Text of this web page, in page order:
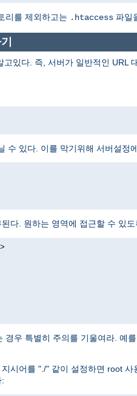
리를 제외하고는 .htaccess 파일
있다. 즉, 서버가 일반적인
수 있다. 이를 막기위해 서버설정
다. 원하는 영역에 접근할 수 있
경우 특별히 주의를 기울여라. 예를
시어를 "./" 같이 설정하면 root